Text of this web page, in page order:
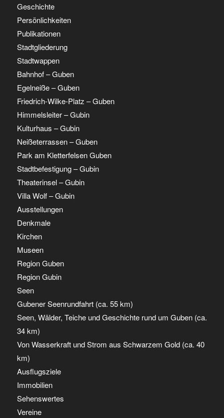
Geschichte
Persönlichkeiten
Publikationen
Stadtgliederung
Stadtwappen
Bahnhof – Guben
Egelneiße – Guben
Friedrich-Wilke-Platz – Guben
Himmelsleiter – Gubin
Kulturhaus – Gubin
Neißeterrassen – Guben
Park am Kletterfelsen Guben
Stadtbefestigung – Gubin
Theaterinsel – Gubin
Villa Wolf – Gubin
Ausstellungen
Denkmale
Kirchen
Museen
Region Guben
Region Gubin
Seen
Gubener Seenrundfahrt (ca. 55 km)
Seen, Wälder, Teiche und Geschichte rund um Guben (ca.
34 km)
Von Wasserkraft und Strom aus Schwarzem Gold (ca. 40
km)
Ausflugsziele
Immobilien
Sehenswertes
Vereine